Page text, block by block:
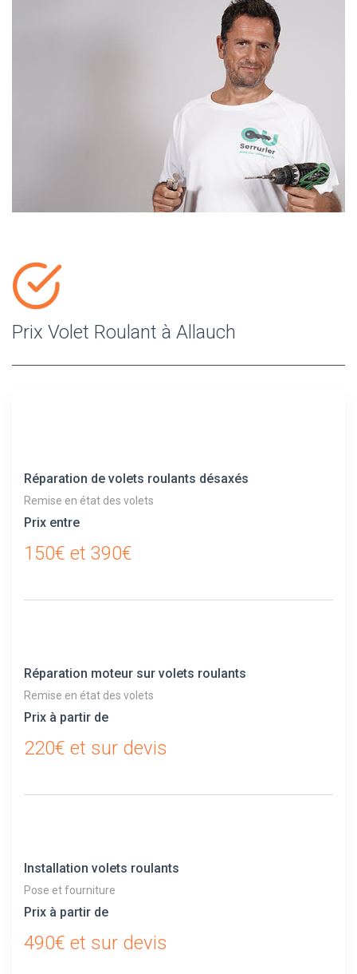
Prix Volet Roulant à Allauch
Réparation de volets roulants désaxés
Remise en état des volets
Prix entre
150€ et 390€
Réparation moteur sur volets roulants
Remise en état des volets
Prix à partir de
220€ et sur devis
Installation volets roulants
Pose et fourniture
Prix à partir de
490€ et sur devis